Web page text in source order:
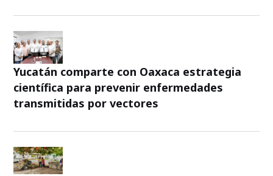
Yucatán comparte con Oaxaca estrategia
científica para prevenir enfermedades
transmitidas por vectores